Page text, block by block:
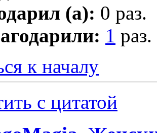
(а): 0 раз.
1 раз.
к началу
с цитатой